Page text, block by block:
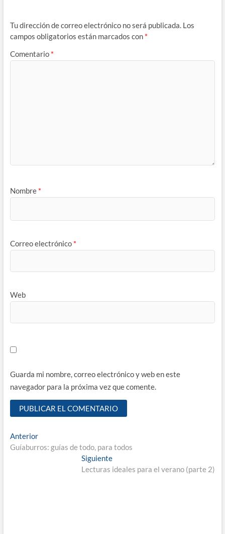
Tu dirección de correo electrónico no será publicada. Los
campos obligatorios están marcados con *
Comentario *
Nombre *
Correo electrónico *
Web
Guarda mi nombre, correo electrónico y web en este
navegador para la próxima vez que comente.
Navegación
de
AnteriorEntrada
anterior:
Guíaburros: guías de todo, para todos
SiguienteEntrada
siguiente:
Lecturas ideales para el verano (parte 2)